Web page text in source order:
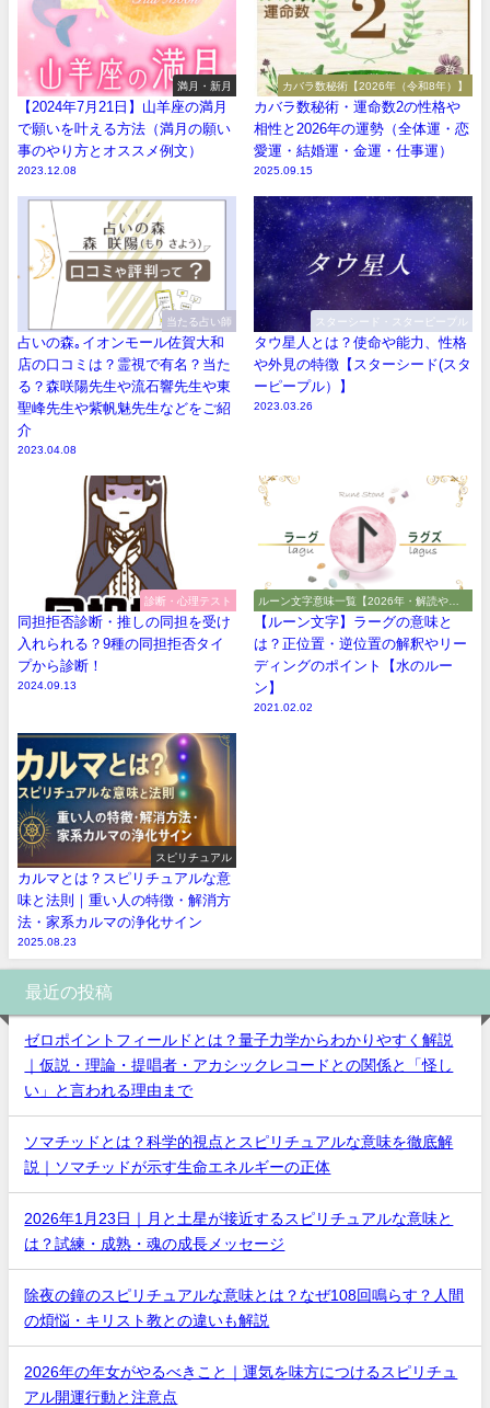
満月・新月
【2024年7月21日】山羊座の満月
で願いを叶える方法（満月の願い
事のやり方とオススメ例文）
2023.12.08
カバラ数秘術【2026年（令和8年）】
カバラ数秘術・運命数2の性格や
相性と2026年の運勢（全体運・恋
愛運・結婚運・金運・仕事運）
2025.09.15
当たる占い師
占いの森｡イオンモール佐賀大和
店の口コミは？霊視で有名？当た
る？森咲陽先生や流石響先生や東
聖峰先生や紫帆魅先生などをご紹
介
2023.04.08
スターシード・スターピープル
タウ星人とは？使命や能力、性格
や外見の特徴【スターシード(スタ
ーピープル）】
2023.03.26
診断・心理テスト
同担拒否診断・推しの同担を受け
入れられる？9種の同担拒否タイ
プから診断！
2024.09.13
ルーン文字意味一覧【2026年・解読や解
釈やアルファベット】
【ルーン文字】ラーグの意味と
は？正位置・逆位置の解釈やリー
ディングのポイント【水のルー
ン】
2021.02.02
スピリチュアル
カルマとは？スピリチュアルな意
味と法則｜重い人の特徴・解消方
法・家系カルマの浄化サイン
2025.08.23
最近の投稿
ゼロポイントフィールドとは？量子力学からわかりやすく解説
｜仮説・理論・提唱者・アカシックレコードとの関係と「怪し
い」と言われる理由まで
ソマチッドとは？科学的視点とスピリチュアルな意味を徹底解
説｜ソマチッドが示す生命エネルギーの正体
2026年1月23日｜月と土星が接近するスピリチュアルな意味と
は？試練・成熟・魂の成長メッセージ
除夜の鐘のスピリチュアルな意味とは？なぜ108回鳴らす？人間
の煩悩・キリスト教との違いも解説
2026年の年女がやるべきこと｜運気を味方につけるスピリチュ
アル開運行動と注意点